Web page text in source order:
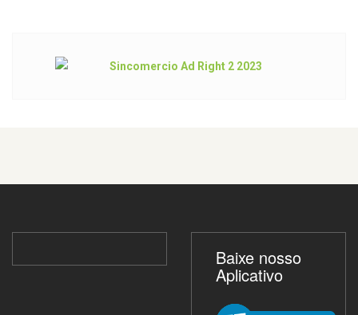
Baixe nosso
Aplicativo